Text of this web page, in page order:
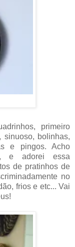
primeiro
bolinhas,
e pingos. Acho
e adorei essa
de pratinhos de
no
frios e etc... Vai